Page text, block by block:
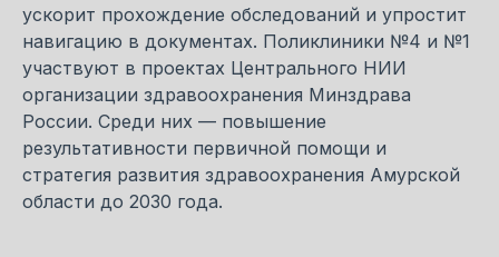
ускорит прохождение обследований и упростит
навигацию в документах. Поликлиники №4 и №1
участвуют в проектах Центрального НИИ
организации здравоохранения Минздрава
России. Среди них — повышение
результативности первичной помощи и
стратегия развития здравоохранения Амурской
области до 2030 года.